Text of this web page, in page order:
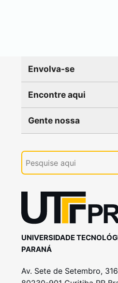
Envolva-se
Encontre aqui
Gente nossa
UNIVERSIDADE
PARANÁ
Av. Sete de Setembro,